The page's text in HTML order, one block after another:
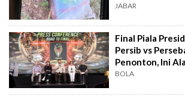
JABAR
Final Piala
Persib vs
Penonton, Ini
BOLA